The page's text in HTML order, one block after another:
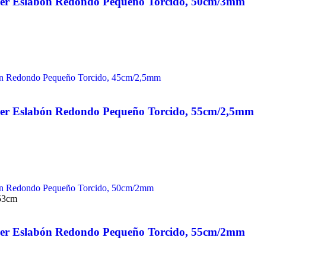
Eslabón Redondo Pequeño Torcido, 55cm/2,5mm
Eslabón Redondo Pequeño Torcido, 55cm/2mm